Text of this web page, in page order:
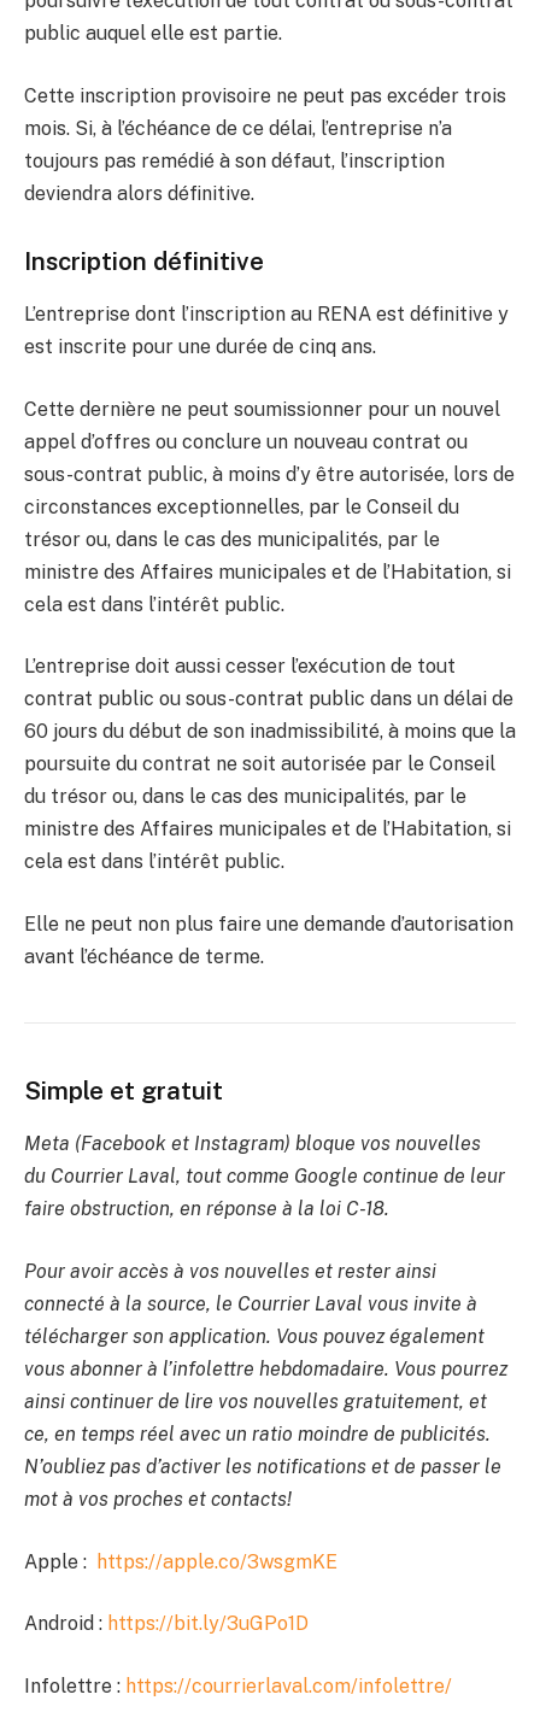
public auquel elle est partie.
Cette inscription provisoire ne peut pas excéder trois
mois. Si, à l’échéance de ce délai, l’entreprise n’a
toujours pas remédié à son défaut, l’inscription
deviendra alors définitive.
Inscription définitive
L’entreprise dont l’inscription au RENA est définitive y
est inscrite pour une durée de cinq ans.
Cette dernière ne peut soumissionner pour un nouvel
appel d’offres ou conclure un nouveau contrat ou
sous-contrat public, à moins d’y être autorisée, lors de
circonstances exceptionnelles, par le Conseil du
trésor ou, dans le cas des municipalités, par le
ministre des Affaires municipales et de l’Habitation, si
cela est dans l’intérêt public.
L’entreprise doit aussi cesser l’exécution de tout
contrat public ou sous-contrat public dans un délai de
60 jours du début de son inadmissibilité, à moins que la
poursuite du contrat ne soit autorisée par le Conseil
du trésor ou, dans le cas des municipalités, par le
ministre des Affaires municipales et de l’Habitation, si
cela est dans l’intérêt public.
Elle ne peut non plus faire une demande d’autorisation
avant l’échéance de terme.
Simple et gratuit
Meta (Facebook et Instagram) bloque vos nouvelles
du Courrier Laval, tout comme Google continue de leur
faire obstruction, en réponse à la loi C-18.
Pour avoir accès à vos nouvelles et rester ainsi
connecté à la source, le Courrier Laval vous invite à
télécharger son application. Vous pouvez également
vous abonner à l’infolettre hebdomadaire. Vous pourrez
ainsi continuer de lire vos nouvelles gratuitement, et
ce, en temps réel avec un ratio moindre de publicités.
N’oubliez pas d’activer les notifications et de passer le
mot à vos proches et contacts!
Apple : https://apple.co/3wsgmKE
Android : https://bit.ly/3uGPo1D
Infolettre : https://courrierlaval.com/infolettre/